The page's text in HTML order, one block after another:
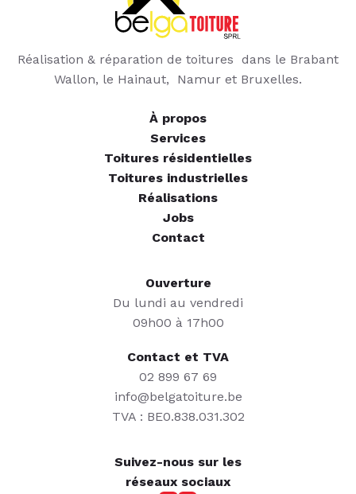
Réalisation & réparation de toitures dans le Brabant
Wallon, le Hainaut, Namur et Bruxelles.
À propos
Services
Toitures résidentielles
Toitures industrielles
Réalisations
Jobs
Contact
Ouverture
Du lundi au vendredi
09h00 à 17h00
Contact et TVA
02 899 67 69
info@belgatoiture.be
TVA : BE0.838.031.302
Suivez-nous sur les
réseaux sociaux